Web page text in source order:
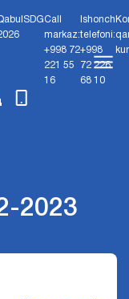
SDGCall
markaz:
+998 72
221 55
16
Ishonch
telefoni:
+998
72 226
68 10
2023